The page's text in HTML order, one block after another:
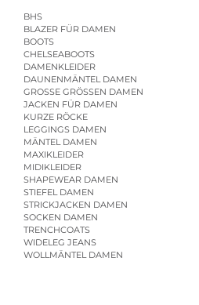
BHS
BLAZER FÜR DAMEN
BOOTS
CHELSEABOOTS
DAMENKLEIDER
DAUNENMÄNTEL DAMEN
GROSSE GRÖSSEN DAMEN
JACKEN FÜR DAMEN
KURZE RÖCKE
LEGGINGS DAMEN
MÄNTEL DAMEN
MAXIKLEIDER
MIDIKLEIDER
SHAPEWEAR DAMEN
STIEFEL DAMEN
STRICKJACKEN DAMEN
SOCKEN DAMEN
TRENCHCOATS
WIDELEG JEANS
WOLLMÄNTEL DAMEN